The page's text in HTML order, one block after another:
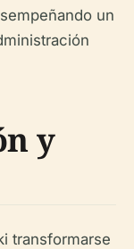
un
y
transformarse